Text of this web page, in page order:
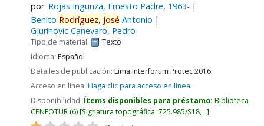
por Rojas Ingunza, Ernesto Padre, 1963-
Benito Rodríguez, José Antonio
Gjurinovic Canevaro, Pedro
Tipo de material:
Texto
Idioma: Español
Detalles de publicación: Lima Interforum Protec2016
Acceso en línea: Haga clic para acceso en línea
Disponibilidad: Ítems disponibles para préstamo: Biblioteca
CENFOTUR(6) Signatura topográfica: 725.985/S18, .. .